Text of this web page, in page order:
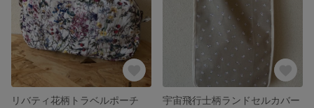
リバティ花柄トラベルポーチ
宇宙飛行士柄ランドセルカバー